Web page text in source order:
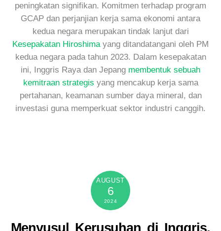
peningkatan signifikan. Komitmen terhadap program
GCAP dan perjanjian kerja sama ekonomi antara
kedua negara merupakan tindak lanjut dari
Kesepakatan Hiroshimayang ditandatangani oleh PM
kedua negara pada tahun 2023. Dalam kesepakatan
ini, Inggris Raya dan Jepang membentuk sebuah
kemitraan strategis yang mencakup kerja sama
pertahanan, keamanan sumber daya mineral, dan
investasi guna memperkuat sektor industri canggih.
AUGUST
6
2024
Menyusul Kerusuhan di Inggris,